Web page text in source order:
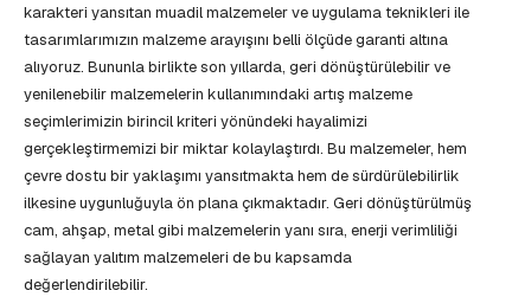
karakteri yansıtan muadil malzemeler ve uygulama teknikleri ile
tasarımlarımızın malzeme arayışını belli ölçüde garanti altına
alıyoruz. Bununla birlikte son yıllarda, geri dönüştürülebilir ve
yenilenebilir malzemelerin kullanımındaki artış malzeme
seçimlerimizin birincil kriteri yönündeki hayalimizi
gerçekleştirmemizi bir miktar kolaylaştırdı. Bu malzemeler, hem
çevre dostu bir yaklaşımı yansıtmakta hem de sürdürülebilirlik
ilkesine uygunluğuyla ön plana çıkmaktadır. Geri dönüştürülmüş
cam, ahşap, metal gibi malzemelerin yanı sıra, enerji verimliliği
sağlayan yalıtım malzemeleri de bu kapsamda
değerlendirilebilir.